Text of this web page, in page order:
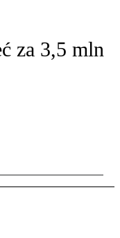
za 3,5 mln